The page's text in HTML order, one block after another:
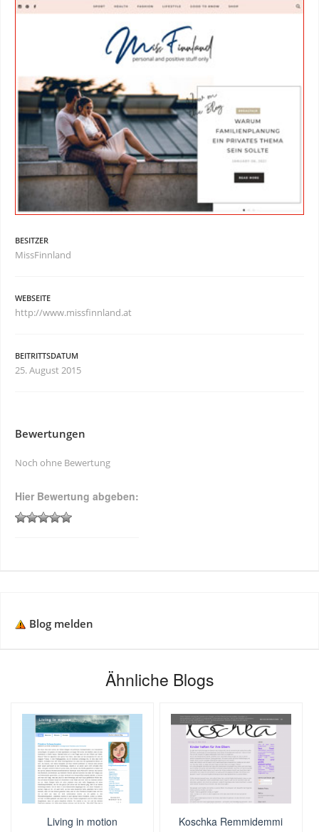
BESITZER
MissFinnland
WEBSEITE
http://www.missfinnland.at
BEITRITTSDATUM
25. August 2015
Bewertungen
Noch ohne Bewertung
Hier Bewertung abgeben:
Blog melden
Ähnliche Blogs
Living in motion Koschka Remmidemmi